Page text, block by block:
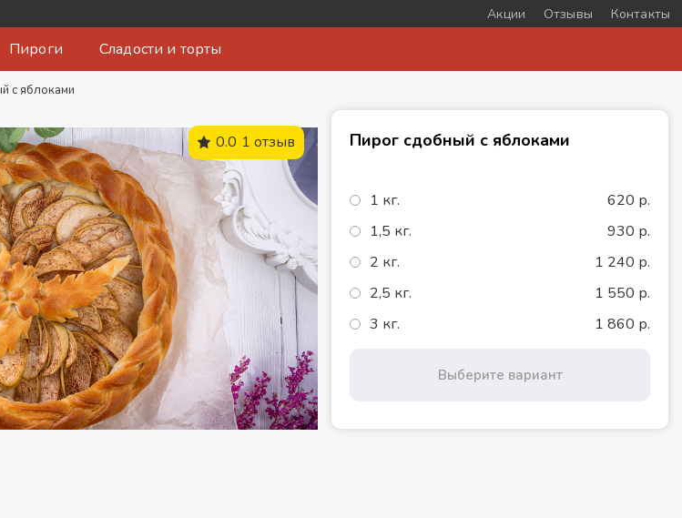
Акции Отзывы Контакты
Пироги Сладости и торты
с яблоками
0.0 1 отзыв Пирог сдобный с яблоками
1 кг.
620 р.
1,5 кг.
930 р.
2 кг.
1 240 р.
2,5 кг.
1 550 р.
3 кг.
1 860 р.
Выберите вариант